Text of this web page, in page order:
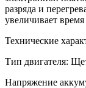
разряда и
увеличивает
Технические
Тип двигателя:
Напряжение